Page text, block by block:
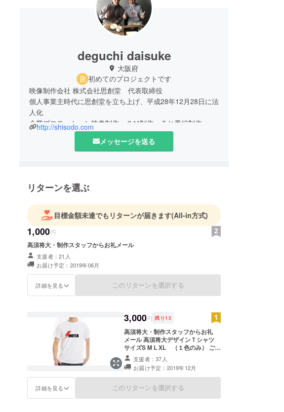
deguchi daisuke
大阪府
初めてのプロジェクトです
映像制作会社 株式会社思創堂 代表取締役
個人事業主時代に思創堂を立ち上げ、平成28年12月28日に法
人化
企業プロモーション映像制作・ＣＭ制作・ＴＶ番組制作・記
録映像などを行っています。
http://shisodo.com
メッセージを送る
リターンを選ぶ
目標金額未達でもリターンが届きます(All-in方式)
1,000円
高須将大・制作スタッフからお礼メール
支援者：21人
お届け予定：2019年06月
詳細を見る このリターンを選択する
3,000円 残り13
高須将大・制作スタッフからお礼
メール 高須将大デザインＴシャツ
サイズS M L XL （１色のみ） ご希
望の品のサイズを備考欄に記載して
いただきますようお願いいたします
支援者：37人
お届け予定：2019年12月
詳細を見る このリターンを選択する